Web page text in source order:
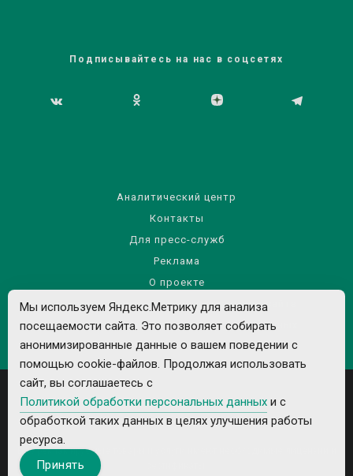
Подписывайтесь на нас в соцсетях
Аналитический центр
Контакты
Для пресс-служб
Реклама
О проекте
Правила использования материалов сайта
Политика обработки персональных данных
Все рекламируемые товары и услуги имеют необходимые лицензии и
Мы используем Яндекс.Метрику для анализа
посещаемости сайта. Это позволяет собирать
анонимизированные данные о вашем поведении с
помощью cookie-файлов. Продолжая использовать
сайт, вы соглашаетесь с
Политикой обработки персональных данных и с
обработкой таких данных в целях улучшения работы
ресурса.
Принять